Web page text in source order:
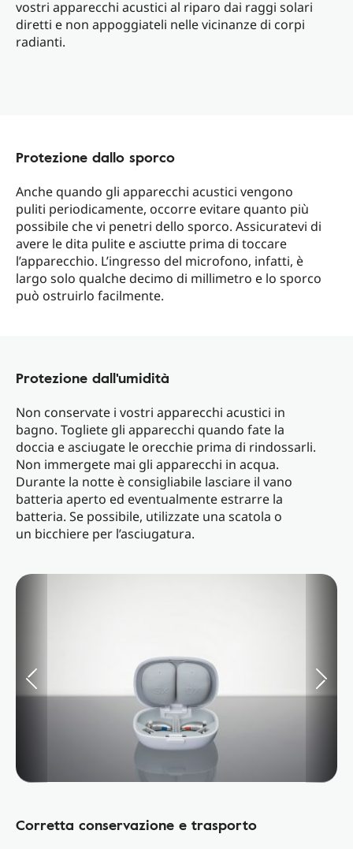
vostri apparecchi acustici al riparo dai raggi solari
diretti e non appoggiateli nelle vicinanze di corpi
radianti.
Protezione dallo sporco
Anche quando gli apparecchi acustici vengono
puliti periodicamente, occorre evitare quanto più
possibile che vi penetri dello sporco. Assicuratevi di
avere le dita pulite e asciutte prima di toccare
l’apparecchio. L’ingresso del microfono, infatti, è
largo solo qualche decimo di millimetro e lo sporco
può ostruirlo facilmente.
Protezione dall'umidità
Non conservate i vostri apparecchi acustici in
bagno. Togliete gli apparecchi quando fate la
doccia e asciugate le orecchie prima di rindossarli.
Non immergete mai gli apparecchi in acqua.
Durante la notte è consigliabile lasciare il vano
batteria aperto ed eventualmente estrarre la
batteria. Se possibile, utilizzate una scatola o
un bicchiere per l’asciugatura.
Corretta conservazione e trasporto